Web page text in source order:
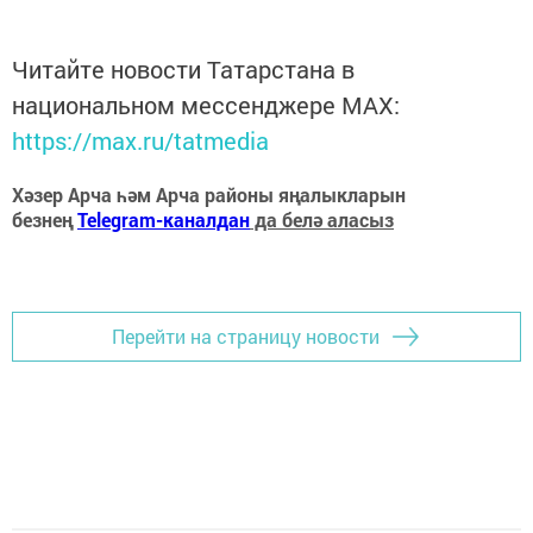
Читайте новости Татарстана в
национальном мессенджере MАХ:
https://max.ru/tatmedia
Хәзер Арча һәм Арча районы яңалыкларын
безнеңTelegram-каналданда белә аласыз
Перейти на страницу новости